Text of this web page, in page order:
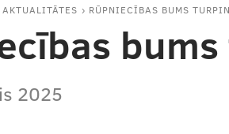
AKTUALITĀTES RŪPNIECĪBAS BUMS
2025